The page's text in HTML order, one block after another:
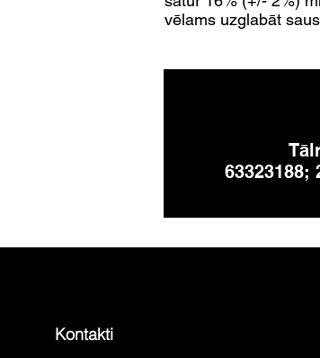
vēlams uzglabāt
63323188;
Kontakti